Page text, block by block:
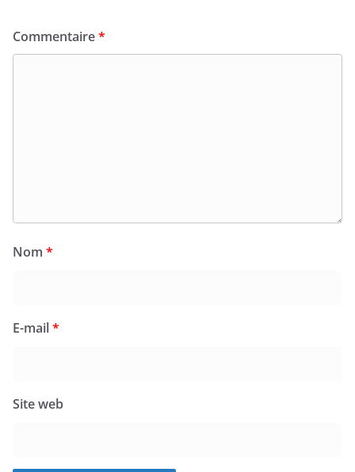
Commentaire*
Nom *
E-mail*
Site web